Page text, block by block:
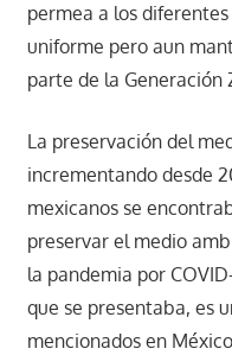
permea a los
uniforme pero aun
parte de la Generación
La preservación del
incrementando desde
mexicanos se
preservar el medio
la pandemia por
que se presentaba, es
mencionados en